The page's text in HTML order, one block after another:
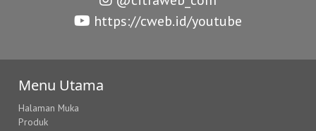
https://cweb.id/youtube
Menu Utama
Halaman Muka
Produk